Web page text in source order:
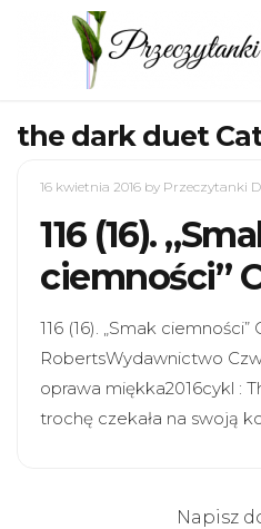
the dark duet
16 kwietnia 2016 by Przeczytanki
116 (16).
ciemności”
116 (16). „Smak ciemności”
RobertsWydawnictwo
oprawa miękka2016cykl :
trochę czekała na swoją
Napisz